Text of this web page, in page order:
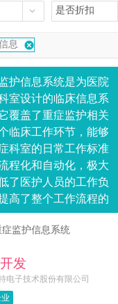
是否折扣
息
护信息系统是为医院
室设计的临床信息系
覆盖了重症监护相关
临床工作环节，能够
科室的日常工作标准
程化和自动化，极大
了医护人员的工作负
高了整个工作流程的
为真正实现以病人为
医护过程、为临床科
监护信息系统
发
电子技术股份有限公司